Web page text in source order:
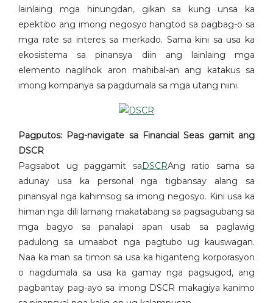
lainlaing mga hinungdan, gikan sa kung unsa ka
epektibo ang imong negosyo hangtod sa pagbag-o sa
mga rate sa interes sa merkado. Sama kini sa usa ka
ekosistema sa pinansya diin ang lainlaing mga
elemento naglihok aron mahibal-an ang katakus sa
imong kompanya sa pagdumala sa mga utang niini.
Pagputos: Pag-navigate sa Financial Seas gamit ang
DSCR
Pagsabot ug paggamit saDSCRAng ratio sama sa
adunay usa ka personal nga tigbansay alang sa
pinansyal nga kahimsog sa imong negosyo. Kini usa ka
himan nga dili lamang makatabang sa pagsagubang sa
mga bagyo sa panalapi apan usab sa paglawig
padulong sa umaabot nga pagtubo ug kauswagan.
Naa ka man sa timon sa usa ka higanteng korporasyon
o nagdumala sa usa ka gamay nga pagsugod, ang
pagbantay pag-ayo sa imong DSCR makagiya kanimo